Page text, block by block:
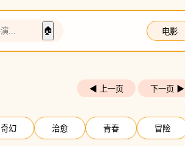
🏠 电影
◀ 上一页 下一页 ▶
奇幻 治愈 青春 冒险